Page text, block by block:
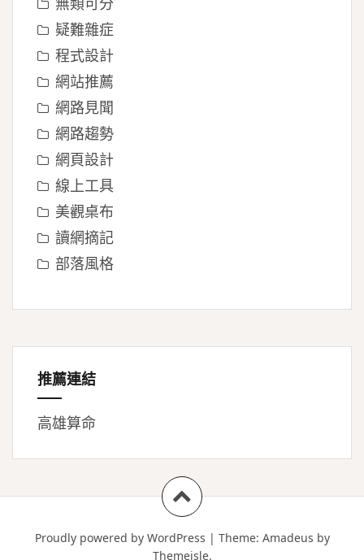
疑難雜症
程式設計
網站推薦
網路見聞
網路趨勢
網頁設計
線上工具
美觀桌布
讀網摘記
部落風格
推薦連結
高雄算命
Proudly powered by WordPress | Theme: Amadeus by
Themeisle.